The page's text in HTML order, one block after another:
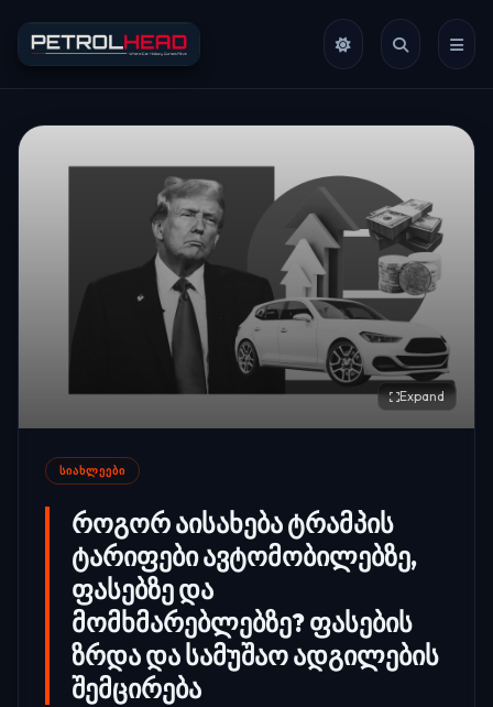
Expand
ᲡᲘᲐᲮᲚᲔᲔᲑᲘ
როგორ აისახება ტრამპის
ტარიფები ავტომობილებზე,
ფასებზე და
მომხმარებლებზე? ფასების
ზრდა და სამუშაო ადგილების
შემცირება